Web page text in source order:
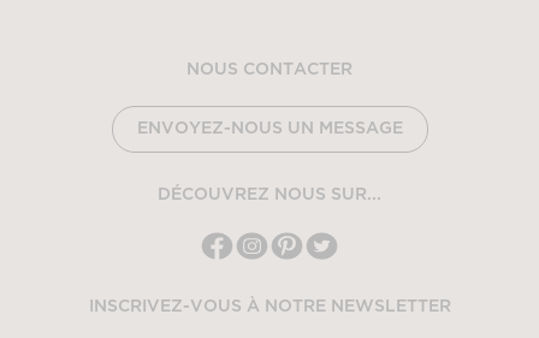
NOUS CONTACTER
ENVOYEZ-NOUS UN MESSAGE
DÉCOUVREZ NOUS SUR...
INSCRIVEZ-VOUS À NOTRE NEWSLETTER